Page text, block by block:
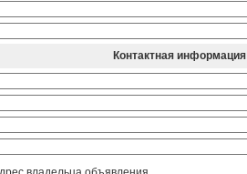
Контактная информация